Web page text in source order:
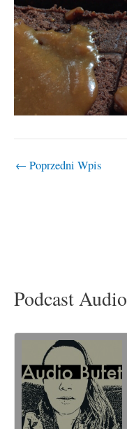
← Poprzedni Wpis
Podcast